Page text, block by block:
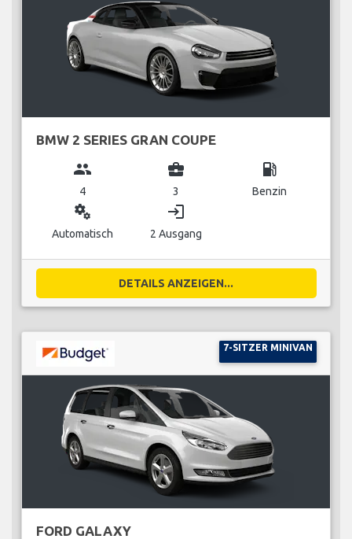
BMW 2 SERIES GRAN COUPE
group
4
business_center
3
local_gas_station
Benzin
miscellaneous_services
Automatisch
login
2 Ausgang
DETAILS ANZEIGEN...
7-SITZER MINIVAN
FORD GALAXY